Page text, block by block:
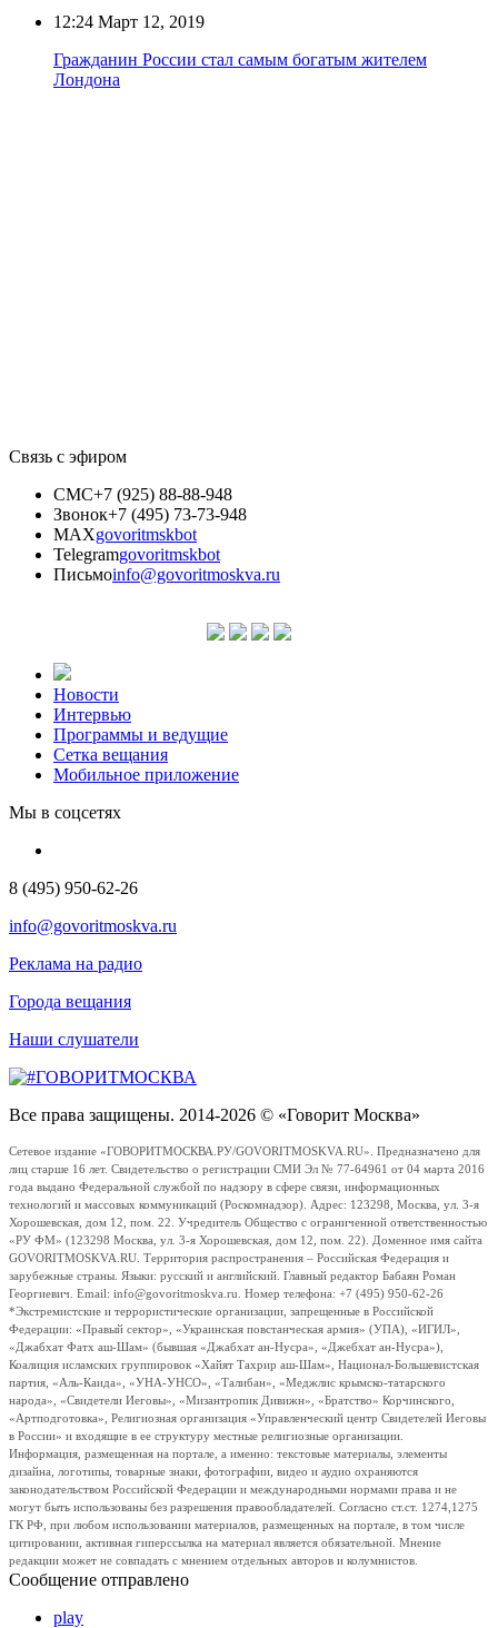
12:24 Март 12, 2019
Гражданин России стал самым богатым жителем
Лондона
Связь с эфиром
СМС+7 (925) 88-88-948
Звонок+7 (495) 73-73-948
MAXgovoritmskbot
Telegramgovoritmskbot
Письмоinfo@govoritmoskva.ru
Новости
Интервью
Программы и ведущие
Сетка вещания
Мобильное приложение
Мы в соцсетях
8 (495) 950-62-26
info@govoritmoskva.ru
Реклама на радио
Города вещания
Наши слушатели
Все права защищены. 2014-2026 © «Говорит Москва»
Сетевое издание «ГОВОРИТМОСКВА.РУ/GOVORITMOSKVA.RU». Предназначено для
лиц старше 16 лет. Свидетельство о регистрации СМИ Эл № 77-64961 от 04 марта 2016
года выдано Федеральной службой по надзору в сфере связи, информационных
технологий и массовых коммуникаций (Роскомнадзор). Адрес: 123298, Москва, ул. 3-я
Хорошевская, дом 12, пом. 22. Учредитель Общество с ограниченной ответственностью
«РУ ФМ» (123298 Москва, ул. 3-я Хорошевская, дом 12, пом. 22). Доменное имя сайта
GOVORITMOSKVA.RU. Территория распространения – Российская Федерация и
зарубежные страны. Языки: русский и английский. Главный редактор Бабаян Роман
Георгиевич. Email: info@govoritmoskva.ru. Номер телефона: +7 (495) 950-62-26
*Экстремистские и террористические организации, запрещенные в Российской
Федерации: «Правый сектор», «Украинская повстанческая армия» (УПА), «ИГИЛ»,
«Джабхат Фатх аш-Шам» (бывшая «Джабхат ан-Нусра», «Джебхат ан-Нусра»),
Коалиция исламских группировок «Хайят Тахрир аш-Шам», Национал-Большевистская
партия, «Аль-Каида», «УНА-УНСО», «Талибан», «Меджлис крымско-татарского
народа», «Свидетели Иеговы», «Мизантропик Дивижн», «Братство» Корчинского,
«Артподготовка», Религиозная организация «Управленческий центр Свидетелей Иеговы
в России» и входящие в ее структуру местные религиозные организации.
Информация, размещенная на портале, а именно: текстовые материалы, элементы
дизайна, логотипы, товарные знаки, фотографии, видео и аудио охраняются
законодательством Российской Федерации и международными нормами права и не
могут быть использованы без разрешения правообладателей. Согласно ст.ст. 1274,1275
ГК РФ, при любом использовании материалов, размещенных на портале, в том числе
цитировании, активная гиперссылка на материал является обязательной. Мнение
редакции может не совпадать с мнением отдельных авторов и колумнистов.
Сообщение отправлено
play